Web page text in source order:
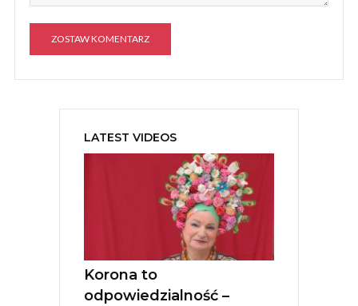
A
LATEST VIDEOS
Korona to
odpowiedzialność –